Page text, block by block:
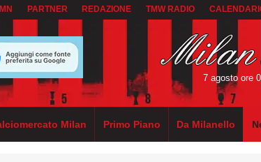
PARTNER REDAZIONE TMW RADIO
7 agosto ore
Milan Primo Piano Da Milanello